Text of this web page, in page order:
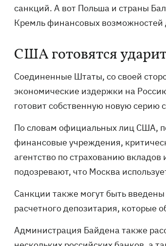
санкций. А вот Польша и страны
Кремль финансовых возможностей
США готовятся
Соединенные Штаты, со своей
экономические издержки на
готовит собственную новую серию
По словам официальных лиц США,
финансовые учреждения,
агентство по страхованию
подозревают, что Москва
Санкции также могут быть
расчетного депозитария, которые
Администрация Байдена также